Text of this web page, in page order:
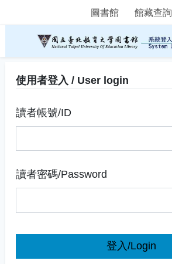
圖書館 館藏查詢
使用者登入 / User login
讀者帳號/ID
讀者密碼/Password
登入/Login